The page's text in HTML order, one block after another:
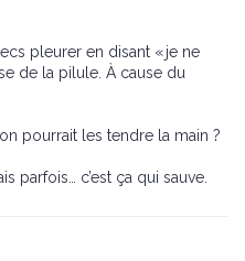
pleurer en disant « je ne
de la pilule. À cause du
pourrait les tendre la main ?
parfois… c’est ça qui sauve.